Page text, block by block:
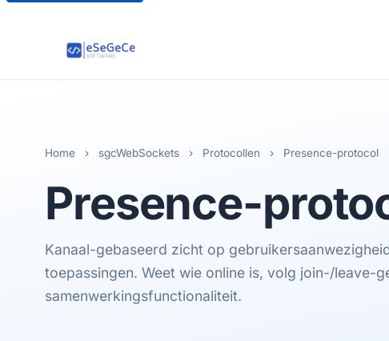
Home › sgcWebSockets › Protocollen › Presence-protocol
Presence-
Kanaal-gebaseerd zicht op
toepassingen. Weet wie online is, volg join-/leave-
samenwerkingsfunctionaliteit.